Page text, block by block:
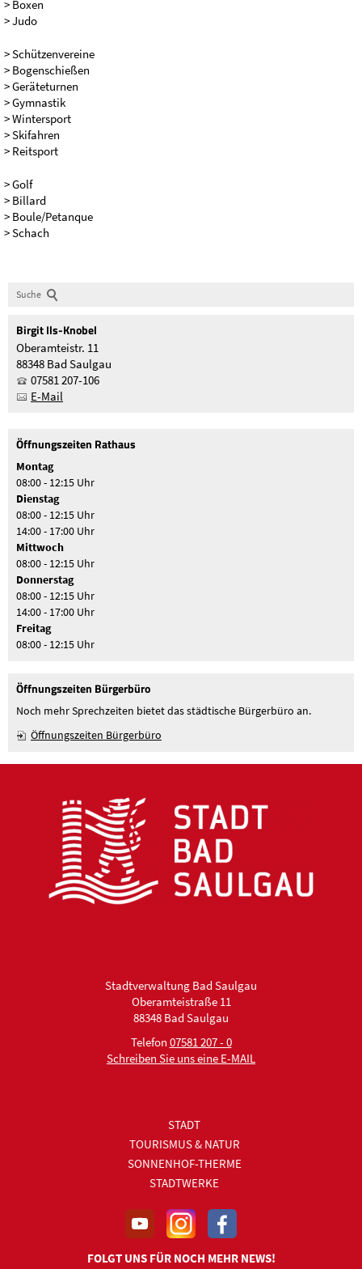
> Boxen
> Judo
> Schützenvereine
> Bogenschießen
> Geräteturnen
> Gymnastik
> Wintersport
> Skifahren
> Reitsport
> Golf
> Billard
> Boule/Petanque
> Schach
Suche
BirgitIls-Knobel
Oberamteistr. 11
88348 Bad Saulgau
07581 207-106
E-Mail
Öffnungszeiten Rathaus
Montag
08:00 - 12:15 Uhr
Dienstag
08:00 - 12:15 Uhr
14:00 - 17:00 Uhr
Mittwoch
08:00 - 12:15 Uhr
Donnerstag
08:00 - 12:15 Uhr
14:00 - 17:00 Uhr
Freitag
08:00 - 12:15 Uhr
Öffnungszeiten Bürgerbüro
Noch mehr Sprechzeiten bietet das städtische Bürgerbüro an.
Öffnungszeiten Bürgerbüro
Stadtverwaltung Bad Saulgau
Oberamteistraße 11
88348 Bad Saulgau
Telefon 07581 207 - 0
Schreiben Sie uns eine E-MAIL
STADT
TOURISMUS & NATUR
SONNENHOF-THERME
STADTWERKE
FOLGT UNS FÜR NOCH MEHR NEWS!